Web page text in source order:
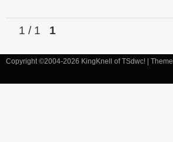
1 / 1 1
Copyright ©2004-2026 KingKnell of TSdwc! | Theme